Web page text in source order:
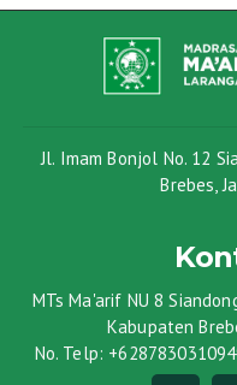
Jl. Imam Bonjol No. 12
Brebes,
MTs Ma'arif NU 8
Kabupaten
No. Telp: